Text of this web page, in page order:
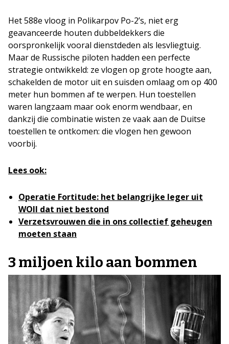
Het 588e vloog in Polikarpov Po-2’s, niet erg
geavanceerde houten dubbeldekkers die
oorspronkelijk vooral dienstdeden als lesvliegtuig.
Maar de Russische piloten hadden een perfecte
strategie ontwikkeld: ze vlogen op grote hoogte aan,
schakelden de motor uit en suisden omlaag om op 400
meter hun bommen af te werpen. Hun toestellen
waren langzaam maar ook enorm wendbaar, en
dankzij die combinatie wisten ze vaak aan de Duitse
toestellen te ontkomen: die vlogen hen gewoon
voorbij.
Lees ook:
Operatie Fortitude: het belangrijke leger uit
WOII dat niet bestond
Verzetsvrouwen die in ons collectief geheugen
moeten staan
3 miljoen kilo aan bommen